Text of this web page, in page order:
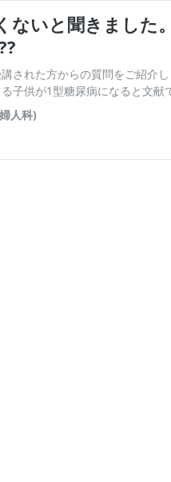
ないと聞きまし
された方からの質問をご紹介
子供が1型糖尿病になると文
人科)